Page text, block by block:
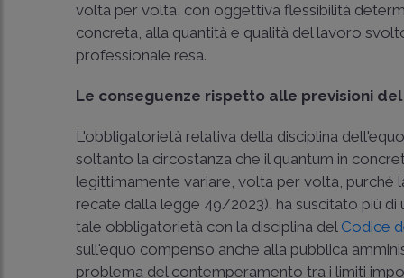
volta per volta, con oggettiva flessibilità
concreta, alla quantità e qualità del lavoro
professionale resa.
Le conseguenze rispetto alle previsioni
L'obbligatorietà relativa della disciplina
soltanto la circostanza che il quantum in
legittimamente variare, volta per volta, purché
recate dalla legge 49/2023), ha suscitato più
tale obbligatorietà con la disciplina del Codice
sull'equo compenso anche alla pubblica
problema del contemperamento tra i limiti